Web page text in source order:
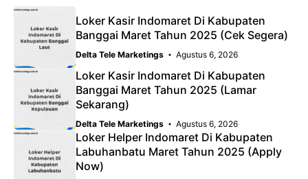
Loker Kasir Indomaret Di Kabupaten
Banggai Maret Tahun 2025 (Cek Segera)
Delta Tele Marketings Agustus 6, 2026
Loker Kasir Indomaret Di Kabupaten
Banggai Maret Tahun 2025 (Lamar
Sekarang)
Delta Tele Marketings Agustus 6, 2026
Loker Helper Indomaret Di Kabupaten
Labuhanbatu Maret Tahun 2025 (Apply
Now)